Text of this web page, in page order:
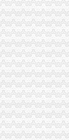
市渝中区石油
龙网html5版
挡全新未住
汇金网
-金融界
堂制有
讼信息_财务信
辖市重庆装饰